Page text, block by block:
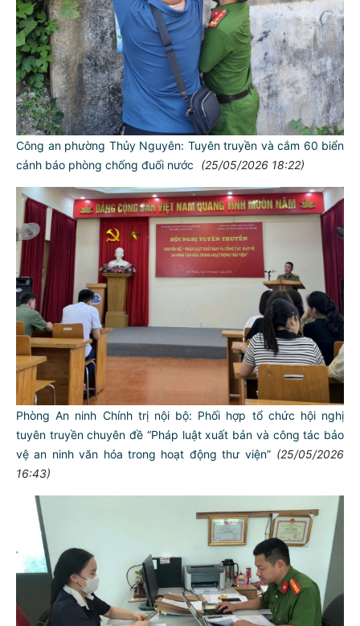
Công an phường Thủy Nguyên: Tuyên truyền và cắm 60 biển
cảnh báo phòng chống đuối nước
(25/05/2026 18:22)
Phòng An ninh Chính trị nội bộ: Phối hợp tổ chức hội nghị
tuyên truyền chuyên đề “Pháp luật xuất bản và công tác bảo
vệ an ninh văn hóa trong hoạt động thư viện” (25/05/2026
16:43)